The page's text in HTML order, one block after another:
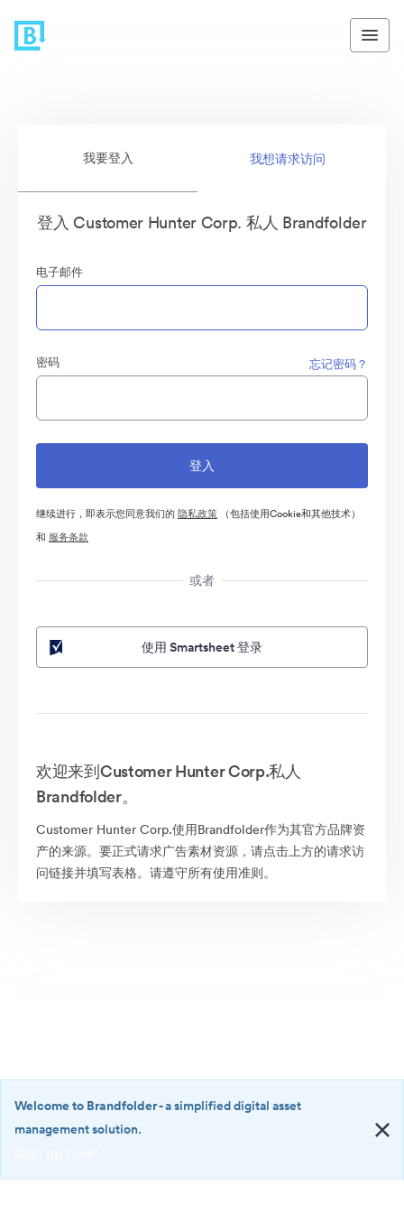
我要登入 我想请求访问
登入 Customer Hunter Corp. 私人 Brandfolder
电子邮件
密码 忘记密码？
继续进行，即表示您同意我们的 隐私政策 （包括使用Cookie和其他技术）
和 服务条款
或者
使用 Smartsheet 登录
欢迎来到Customer Hunter Corp.私人
Brandfolder。
Customer Hunter Corp.使用Brandfolder作为其官方品牌资
产的来源。要正式请求广告素材资源，请点击上方的请求访
问链接并填写表格。请遵守所有使用准则。
·
Welcome to Brandfolder- a simplified digital asset
management solution.